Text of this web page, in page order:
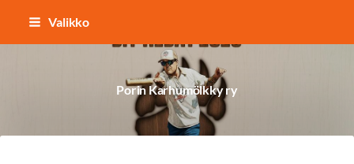
Siirry
Valikko
Porin Karhumölkky ry